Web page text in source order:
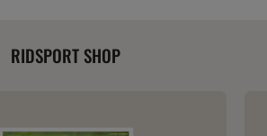
RIDSPORT SHOP